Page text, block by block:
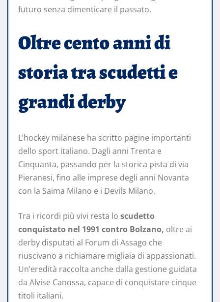
futuro senza dimenticare il passato.
Oltre cento anni di
storia tra scudetti e
grandi derby
L’hockey milanese ha scritto pagine importanti
dello sport italiano. Dagli anni Trenta e
Cinquanta, passando per la storica pista di via
Pieranesi, fino alle imprese degli anni Novanta
con la Saima Milano e i Devils Milano.
Tra i ricordi più vivi resta lo scudetto
conquistato nel 1991 contro Bolzano, oltre ai
derby disputati al Forum di Assago che
riuscivano a richiamare migliaia di appassionati.
Un’eredità raccolta anche dalla gestione guidata
da Alvise Canossa, capace di conquistare cinque
titoli italiani.